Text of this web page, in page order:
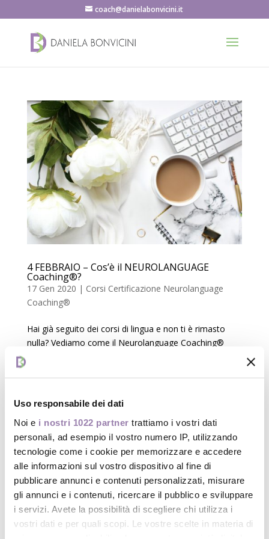
Uso responsabile dei dati
Noi e i nostri 1022 partner trattiamo i vostri dati
personali, ad esempio il vostro numero IP, utilizzando
tecnologie come i cookie per memorizzare e accedere
alle informazioni sul vostro dispositivo al fine di
pubblicare annunci e contenuti personalizzati, misurare
gli annunci e i contenuti, ricercare il pubblico e sviluppare
i servizi. Avete la possibilità di scegliere chi utilizza i
vostri dati e per quali scopi. Le vostre scelte in materia di
coach@danielabonvicini.it
4 FEBBRAIO – Cos’è il NEUROLANGUAGE
Coaching®?
17 Gen 2020 | Corsi Certificazione Neurolanguage
Coaching®
Hai già seguito dei corsi di lingua e non ti è rimasto
nulla? Vediamo come il Neurolanguage Coaching®
Articoli recenti
Corso per Certificazione in NEUROLANGUAGE
Coaching® (per insegnanti di Lingue o Italiano per
stranieri)